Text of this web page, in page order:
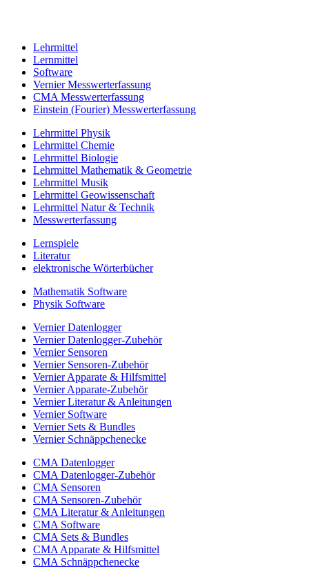
Lehrmittel
Lernmittel
Software
Vernier Messwerterfassung
CMA Messwerterfassung
Einstein (Fourier) Messwerterfassung
Lehrmittel Physik
Lehrmittel Chemie
Lehrmittel Biologie
Lehrmittel Mathematik & Geometrie
Lehrmittel Musik
Lehrmittel Geowissenschaft
Lehrmittel Natur & Technik
Messwerterfassung
Lernspiele
Literatur
elektronische Wörterbücher
Mathematik Software
Physik Software
Vernier Datenlogger
Vernier Datenlogger-Zubehör
Vernier Sensoren
Vernier Sensoren-Zubehör
Vernier Apparate & Hilfsmittel
Vernier Apparate-Zubehör
Vernier Literatur & Anleitungen
Vernier Software
Vernier Sets & Bundles
Vernier Schnäppchenecke
CMA Datenlogger
CMA Datenlogger-Zubehör
CMA Sensoren
CMA Sensoren-Zubehör
CMA Literatur & Anleitungen
CMA Software
CMA Sets & Bundles
CMA Apparate & Hilfsmittel
CMA Schnäppchenecke